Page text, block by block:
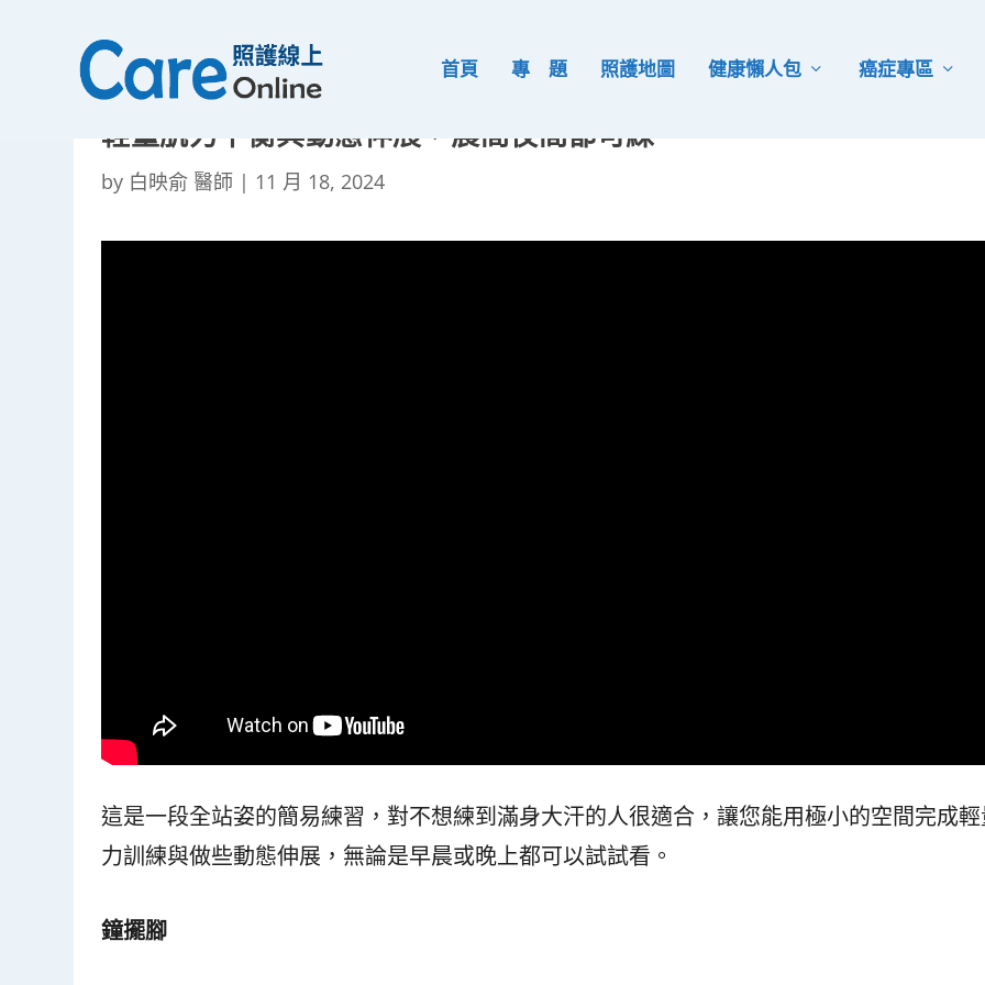
首頁 專 題 照護地圖 健康懶人包 癌症專區
輕量肌力平衡與動態伸展，晨間夜間都可練
by 白映俞 醫師 | 11 月 18, 2024
這是一段全站姿的簡易練習，對不想練到滿身大汗的人很適合，讓您能用極小的空間完成
力訓練與做些動態伸展，無論是早晨或晚上都可以試試看。
鐘擺腳